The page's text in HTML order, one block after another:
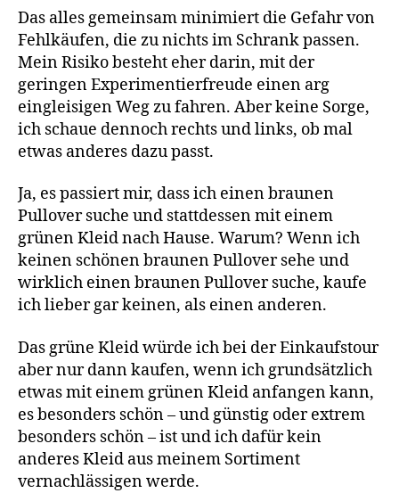
Das alles gemeinsam minimiert die Gefahr von
Fehlkäufen, die zu nichts im Schrank passen.
Mein Risiko besteht eher darin, mit der
geringen Experimentierfreude einen arg
eingleisigen Weg zu fahren. Aber keine Sorge,
ich schaue dennoch rechts und links, ob mal
etwas anderes dazu passt.
Ja, es passiert mir, dass ich einen braunen
Pullover suche und stattdessen mit einem
grünen Kleid nach Hause. Warum? Wenn ich
keinen schönen braunen Pullover sehe und
wirklich einen braunen Pullover suche, kaufe
ich lieber gar keinen, als einen anderen.
Das grüne Kleid würde ich bei der Einkaufstour
aber nur dann kaufen, wenn ich grundsätzlich
etwas mit einem grünen Kleid anfangen kann,
es besonders schön – und günstig oder extrem
besonders schön – ist und ich dafür kein
anderes Kleid aus meinem Sortiment
vernachlässigen werde.